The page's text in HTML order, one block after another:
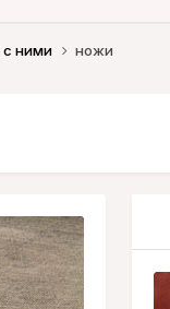
с ними ножи